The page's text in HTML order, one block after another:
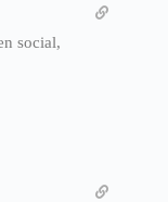
social,